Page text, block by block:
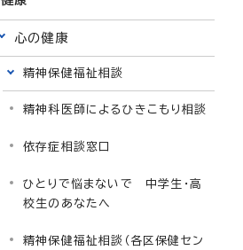
心の健康
精神保健福祉相談
精神科医師によるひきこもり相談
依存症相談窓口
ひとりで悩まないで 中学生・高
校生のあなたへ
精神保健福祉相談（各区保健セン